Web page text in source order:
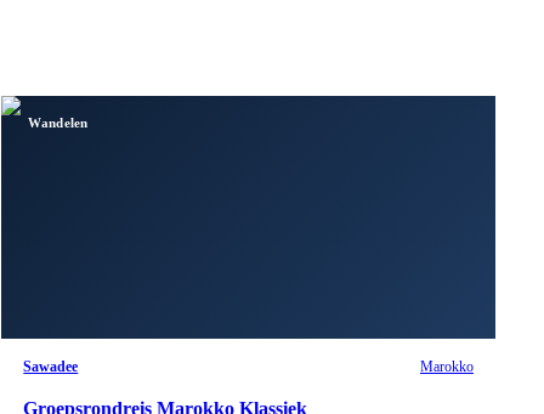
Wandelen
Sawadee Marokko
Groepsrondreis Marokko Klassiek